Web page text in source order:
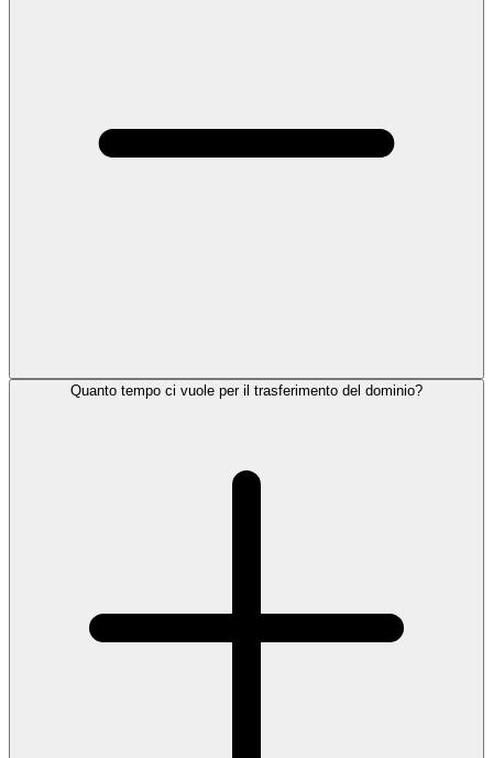
Quanto tempo ci vuole per il trasferimento del dominio?